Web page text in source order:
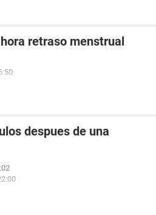
retraso menstrual
despues de una